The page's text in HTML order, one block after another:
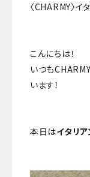
〈CHARMY〉イ
こんにちは！
いつも
います！
本日はイタリ